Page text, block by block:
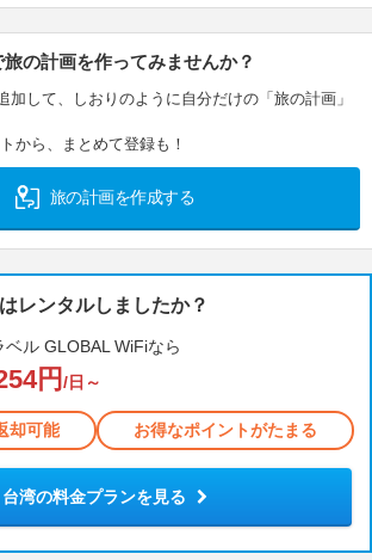
の計画を作ってみませんか？
加して、しおりのように自分だけの「旅の計画」
から、まとめて登録も！
旅の計画を作成する
レンタルしましたか？
ベル GLOBAL WiFiなら
円 /日～
却可能 お得なポイントがたまる
台湾の料金プランを見る